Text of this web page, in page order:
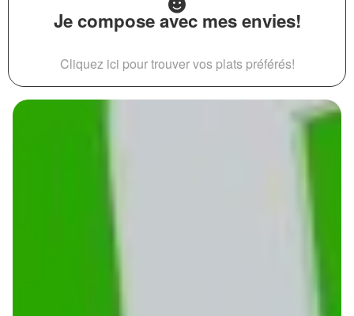
Je compose avec mes envies!
Cliquez ici pour trouver vos plats préférés!